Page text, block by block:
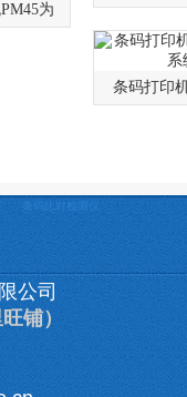
为
条码打印
条码比对检测仪
公司
铺）